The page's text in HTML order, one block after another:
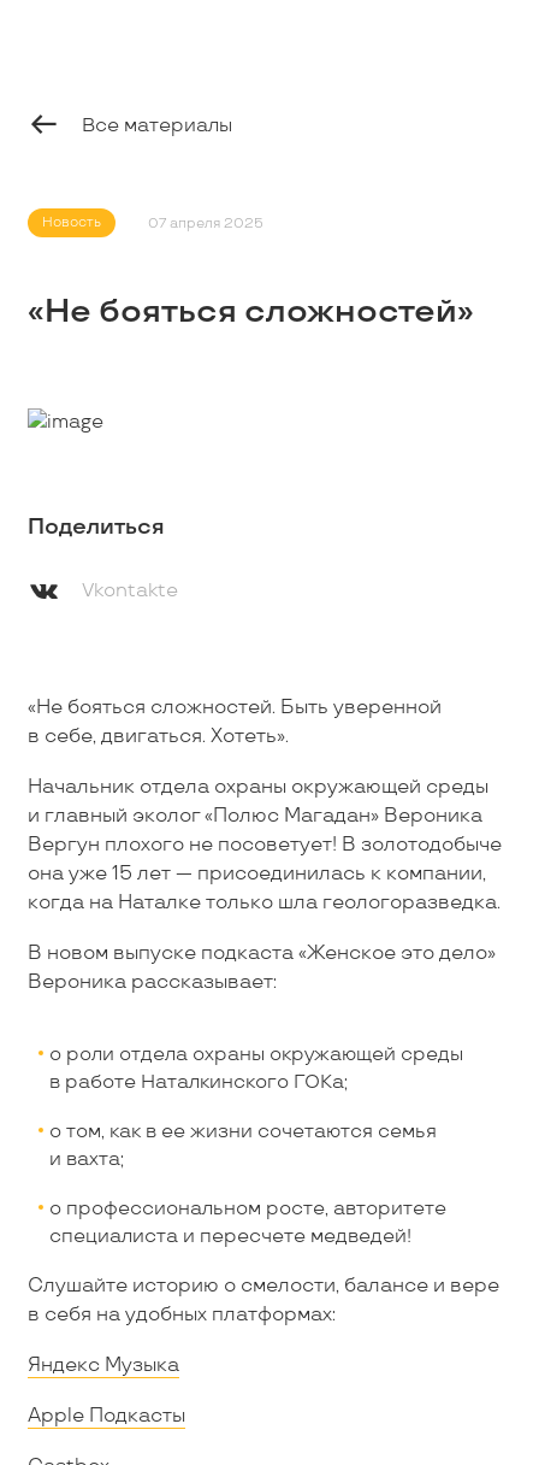
Студентам
Школьникам
Все материалы
Новость 07 апреля 2025
«Не бояться сложностей»
Поделиться
Vkontakte
«Не бояться сложностей. Быть уверенной
в себе, двигаться. Хотеть».
Начальник отдела охраны окружающей среды
и главный эколог «Полюс Магадан» Вероника
Вергун плохого не посоветует! В золотодобыче
она уже 15 лет — присоединилась к компании,
когда на Наталке только шла геологоразведка.
В новом выпуске подкаста «Женское это дело»
Вероника рассказывает:
о роли отдела охраны окружающей среды
в работе Наталкинского ГОКа;
о том, как в ее жизни сочетаются семья
и вахта;
о профессиональном росте, авторитете
специалиста и пересчете медведей!
Слушайте историю о смелости, балансе и вере
в себя на удобных платформах:
Яндекс Музыка
Apple Подкасты